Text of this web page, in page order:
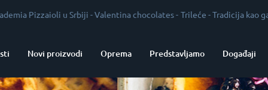
u Srbiji- Valentina chocolates- Trileće - Tradicija kao garant
Novi proizvodi Oprema Predstavljamo Događaji